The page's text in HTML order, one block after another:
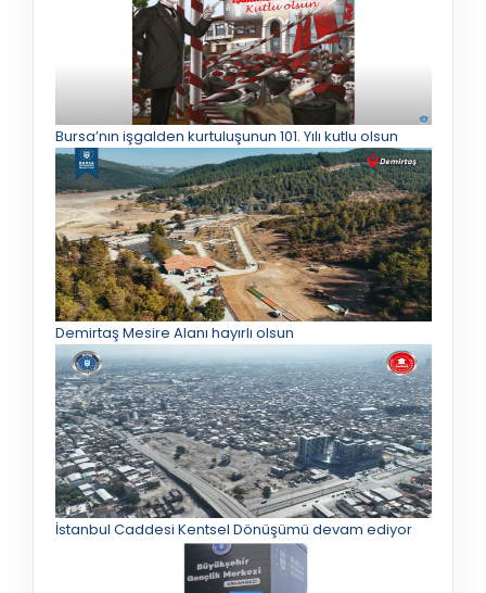
Bursa’nın işgalden kurtuluşunun 101. Yılı kutlu olsun
Demirtaş Mesire Alanı hayırlı olsun
İstanbul Caddesi Kentsel Dönüşümü devam ediyor